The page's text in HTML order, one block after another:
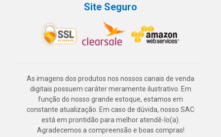
Site Seguro
As imagens dos produtos nos nossos canais de venda
digitais possuem caráter meramente ilustrativo. Em
função do nosso grande estoque, estamos em
constante atualização. Em caso de dúvida, nosso SAC
está em prontidão para melhor atendê-lo(a).
Agradecemos a compreensão e boas compras!